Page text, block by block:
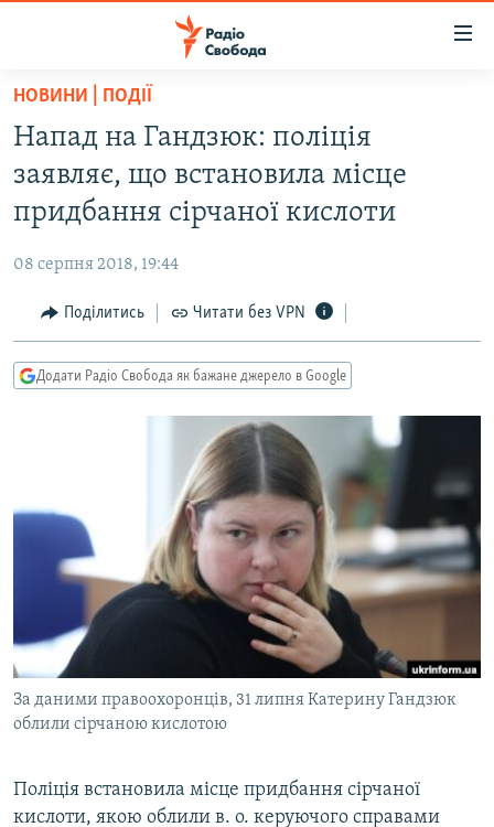
Перейти
основного
матеріалу
до
основної
навігації
Перейти
до
пошуку
ВСЕ ЗА ДОБУ
ЕКОНОМІКА
СУСПІЛЬСТВО
РОСІЙСЬКА «ФІЛЬТРАЦІЯ»
ДОНБАС.РЕАЛІЇ
ТИ ЯК?
МУЛЬТИМЕДІА
ФОТО
СПЕЦПРОЄКТИ
ПОДКАСТИ
КРИМ РЕАЛІЇ
РУС
КТАТ
НОВИНИ | ПОДІЇ
Напад на Гандзюк: поліція
заявляє, що встановила місце
придбання сірчаної кислоти
08 серпня 2018, 19:44
Поділитись Читати без VPN
Додати Радіо Свобода як бажане джерело в Google
За даними правоохоронців, 31 липня Катерину Гандзюк
облили сірчаною кислотою
Поліція встановила місце придбання сірчаної
кислоти, якою облили в. о. керуючого справами